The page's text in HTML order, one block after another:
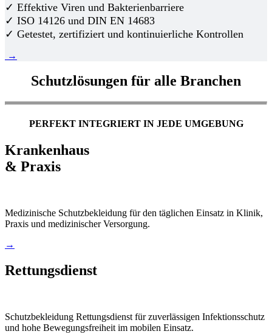
✓ Effektive Viren und Bakterienbarriere
✓ ISO 14126 und DIN EN 14683
✓ Getestet, zertifiziert und kontinuierliche Kontrollen
→
Schutzlösungen für alle Branchen
PERFEKT INTEGRIERT IN JEDE UMGEBUNG
Krankenhaus
& Praxis
Medizinische Schutzbekleidung für den täglichen Einsatz in Klinik,
Praxis und medizinischer Versorgung.
→
Rettungsdienst
Schutzbekleidung Rettungsdienst für zuverlässigen Infektionsschutz
und hohe Bewegungsfreiheit im mobilen Einsatz.